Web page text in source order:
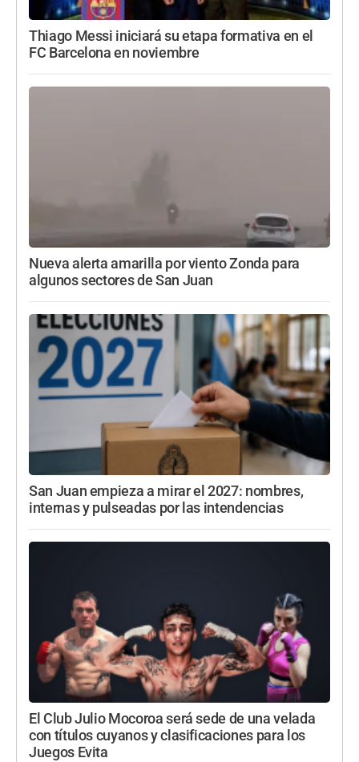
Thiago Messi iniciará su etapa formativa en el
FC Barcelona en noviembre
Nueva alerta amarilla por viento Zonda para
algunos sectores de San Juan
San Juan empieza a mirar el 2027: nombres,
internas y pulseadas por las intendencias
El Club Julio Mocoroa será sede de una velada
con títulos cuyanos y clasificaciones para los
Juegos Evita